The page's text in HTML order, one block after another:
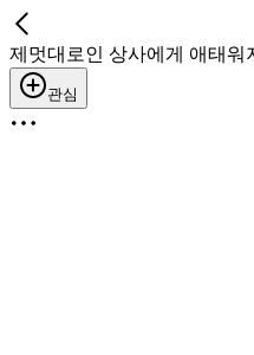
제멋대로인 상사에게 애태워
관심